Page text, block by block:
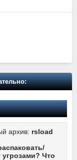
архив: rsload
угрозами? Что